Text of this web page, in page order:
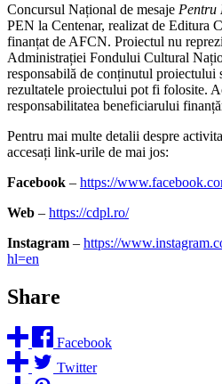
Concursul Național de mesaje Pentru
PEN la Centenar, realizat de Editura
finanțat de AFCN. Proiectul nu
Administrației Fondului Cultural
responsabilă de conținutul proiectului
rezultatele proiectului pot fi folosite.
responsabilitatea beneficiarului
Pentru mai multe detalii despre
accesați link-urile de mai jos:
Facebook – https://
Web – https://cdpl.ro/
Instagram – https://
hl=en
Share
Facebook
Twitter